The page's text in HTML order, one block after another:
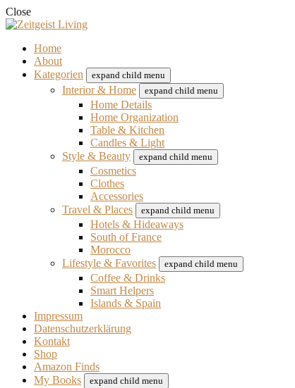
Close
Home
About
Kategorien
expand child menu
Interior & Home expand child menu
Home Details
Home Organization
Table & Kitchen
Candles & Light
Style & Beauty
expand child menu
Cosmetics
Clothes
Accessories
Travel & Places
expand child menu
Hotels & Hideaways
South of France
Morocco
Lifestyle & Favorites
expand child menu
Coffee & Drinks
Smart Helpers
Islands & Spain
Impressum
Datenschutzerklärung
Kontakt
Shop
Amazon Finds
My Books
expand child menu